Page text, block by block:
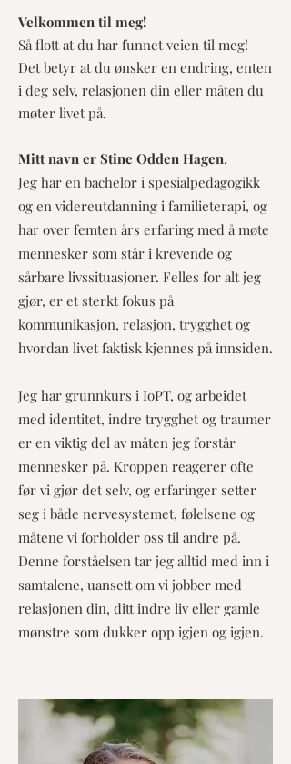
Velkommen til meg!
Så flott at du har funnet veien til meg!
Det betyr at du ønsker en endring, enten
i deg selv, relasjonen din eller måten du
møter livet på.
Mitt navn er Stine Odden Hagen.​
Jeg har en bachelor i spesialpedagogikk
og en videreutdanning i familieterapi, og
har over femten års erfaring med å møte
mennesker som står i krevende og
sårbare livssituasjoner. Felles for alt jeg
gjør, er et sterkt fokus på
kommunikasjon, relasjon, trygghet og
hvordan livet faktisk kjennes på innsiden.
Jeg har grunnkurs i IoPT, og arbeidet
med identitet, indre trygghet og traumer
er en viktig del av måten jeg forstår
mennesker på. Kroppen reagerer ofte
før vi gjør det selv, og erfaringer setter
seg i både nervesystemet, følelsene og
måtene vi forholder oss til andre på.
Denne forståelsen tar jeg alltid med inn i
samtalene, uansett om vi jobber med
relasjonen din, ditt indre liv eller gamle
mønstre som dukker opp igjen og igjen.